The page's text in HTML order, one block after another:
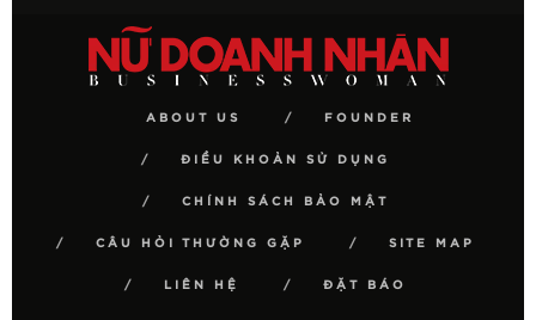
ABOUT US FOUNDER
ĐIỀU KHOẢN SỬ DỤNG
CHÍNH SÁCH BẢO MẬT
CÂU HỎI THƯỜNG GẶP SITE MAP
LIÊN HỆ ĐẶT BÁO